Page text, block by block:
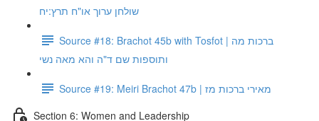
שולחן ערוך או"ח תרץ:יח
Source #18: Brachot 45b with Tosfot | ברכות מה
ותוספות שם ד"ה והא מאה נשי
Source #19: Meiri Brachot 47b | מאירי ברכות מז
Section 6: Women and Leadership